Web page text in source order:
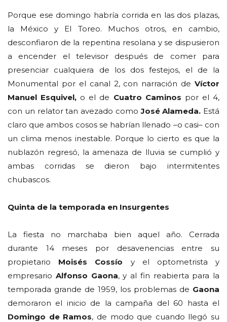
Porque ese domingo habría corrida en las dos plazas,
la México y El Toreo. Muchos otros, en cambio,
desconfiaron de la repentina resolana y se dispusieron
a encender el televisor después de comer para
presenciar cualquiera de los dos festejos, el de la
Monumental por el canal 2, con narración de Víctor
Manuel Esquivel, o el de Cuatro Caminos por el 4,
con un relator tan avezado comoJosé Alameda. Está
claro que ambos cosos se habrían llenado –o casi– con
un clima menos inestable. Porque lo cierto es que la
nublazón regresó, la amenaza de lluvia se cumplió y
ambas corridas se dieron bajo intermitentes
chubascos.
Quinta de la temporada en Insurgentes
La fiesta no marchaba bien aquel año. Cerrada
durante 14 meses por desavenencias entre su
propietario Moisés Cossío y el optometrista y
empresario Alfonso Gaona, y al fin reabierta para la
temporada grande de 1959, los problemas de Gaona
demoraron el inicio de la campaña del 60 hasta el
Domingo de Ramos, de modo que cuando llegó su